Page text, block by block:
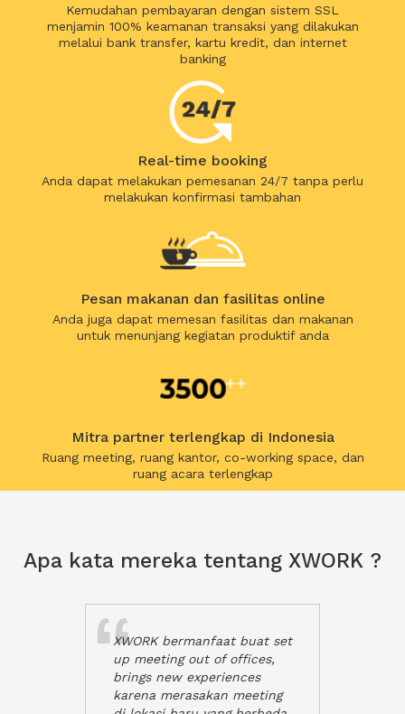
Kemudahan pembayaran dengan sistem SSL
menjamin 100% keamanan transaksi yang dilakukan
melalui bank transfer, kartu kredit, dan internet
banking
Real-time booking
Anda dapat melakukan pemesanan 24/7 tanpa perlu
melakukan konfirmasi tambahan
Pesan makanan dan fasilitas online
Anda juga dapat memesan fasilitas dan makanan
untuk menunjang kegiatan produktif anda
Mitra partner terlengkap di Indonesia
Ruang meeting, ruang kantor, co-working space, dan
ruang acara terlengkap
Apa kata mereka tentang XWORK ?
XWORK bermanfaat buat set
up meeting out of offices,
brings new experiences
karena merasakan meeting